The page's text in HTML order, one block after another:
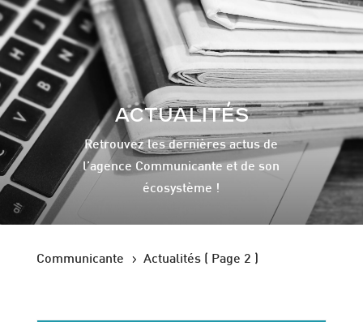
ACTUALITÉS
Retrouvez les dernières actus de
l’agence Communicante et de son
écosystème !
Communicante 5 Actualités( Page 2 )